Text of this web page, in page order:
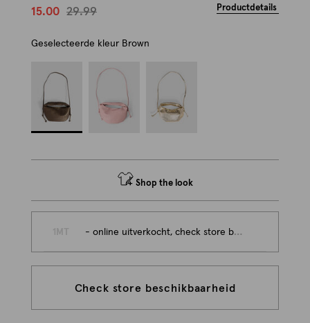
15.00 29.99 Productdetails
Geselecteerde kleur Brown
Shop the look
- online uitverkocht, check store beschikbaarheid
Check store beschikbaarheid